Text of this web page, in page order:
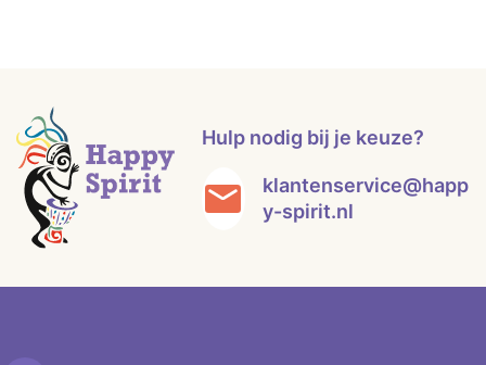
Hulp nodig bij je keuze?
klantenservice@happ
y-spirit.nl